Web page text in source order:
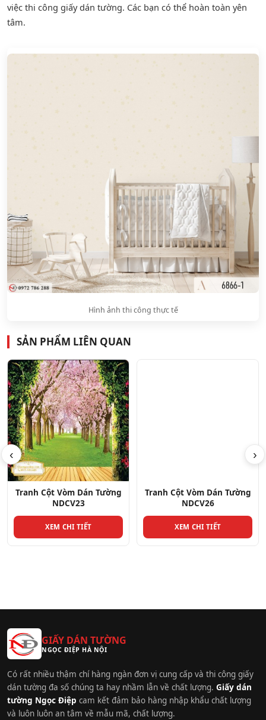
việc thi công giấy dán tường. Các bạn có thể hoàn toàn yên
tâm.
Hình ảnh thi công thực tế
SẢN PHẨM LIÊN QUAN
‹
Tranh Cột Vòm Dán Tường
NDCV23
XEM CHI TIẾT
Tranh Cột Vòm Dán Tường
NDCV26
XEM CHI TIẾT
›
GIẤY DÁN TƯỜNG
NGỌC ĐIỆP HÀ NỘI
Có rất nhiều thậm chí hàng ngàn đơn vị cung cấp và thi công giấy
dán tường đa số chúng ta hay nhầm lẫn về chất lượng. Giấy dán
tường Ngọc Điệp cam kết đảm bảo hàng nhập khẩu chất lượng
và luôn luôn an tâm về mẫu mã, chất lượng.